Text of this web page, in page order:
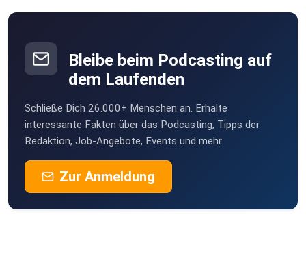
Bleibe beim Podcasting auf
dem Laufenden
Schließe Dich 26.000+ Menschen an. Erhalte
interessante Fakten über das Podcasting, Tipps der
Redaktion, Job-Angebote, Events und mehr.
Zur Anmeldung